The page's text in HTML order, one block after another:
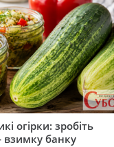
огірки: зробіть
банку